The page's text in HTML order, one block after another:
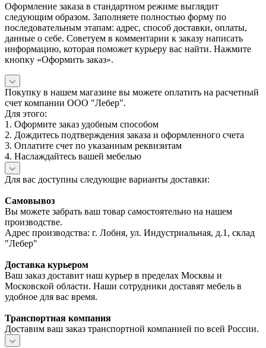
Оформление заказа в стандартном режиме выглядит
следующим образом. Заполняете полностью форму по
последовательным этапам: адрес, способ доставки, оплаты,
данные о себе. Советуем в комментарии к заказу написать
информацию, которая поможет курьеру вас найти. Нажмите
кнопку «Оформить заказ».
Покупку в нашем магазине вы можете оплатить на расчетный
счет компании ООО "Лебер".
Для этого:
1. Оформите заказ удобным способом
2. Дождитесь подтверждения заказа и оформленного счета
3. Оплатите счет по указанным реквизитам
4. Наслаждайтесь вашей мебелью
Для вас доступны следующие варианты доставки:
Самовывоз
Вы можете забрать ваш товар самостоятельно на нашем
производстве.
Адрес производства: г. Лобня, ул. Индустриальная, д.1, склад
"Лебер"
Доставка курьером
Ваш заказ доставит наш курьер в пределах Москвы и
Московской области. Наши сотрудники доставят мебель в
удобное для вас время.
Транспортная компания
Доставим ваш заказ транспортной компанией по всей России.